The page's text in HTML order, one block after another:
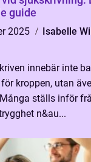
guide
2025
Isabelle
innebär inte
kroppen, utan
ställs inför
n&au...